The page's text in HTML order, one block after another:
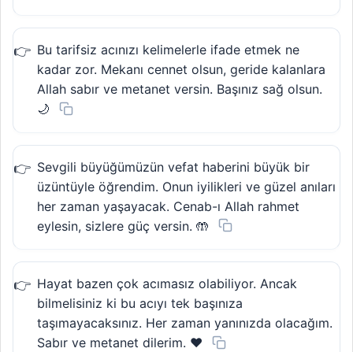
Bu tarifsiz acınızı kelimelerle ifade etmek ne
kadar zor. Mekanı cennet olsun, geride kalanlara
Allah sabır ve metanet versin. Başınız sağ olsun.
🌙
Sevgili büyüğümüzün vefat haberini büyük bir
üzüntüyle öğrendim. Onun iyilikleri ve güzel anıları
her zaman yaşayacak. Cenab-ı Allah rahmet
eylesin, sizlere güç versin. 🤲
Hayat bazen çok acımasız olabiliyor. Ancak
bilmelisiniz ki bu acıyı tek başınıza
taşımayacaksınız. Her zaman yanınızda olacağım.
Sabır ve metanet dilerim. ❤️